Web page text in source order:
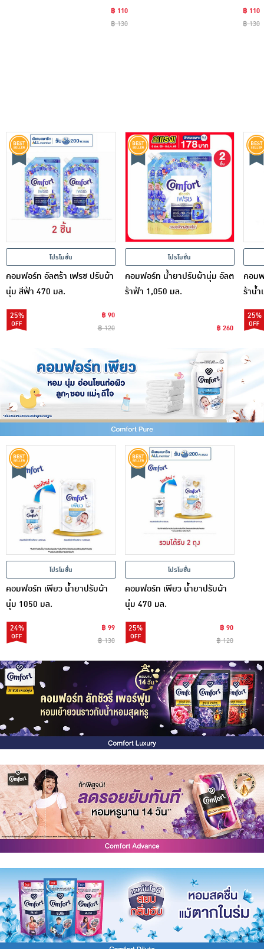
฿ 110
฿ 130
฿ 110
฿ 130
โปรโมชั่น
คอมฟอร์ท อัลตร้า เฟรช ปรับผ้า
นุ่ม สีฟ้า 470 มล.
25%
฿ 90
฿ 120
โปรโมชั่น
คอมฟอร์ท น้ำยาปรับผ้านุ่ม อัลต
ร้าฟ้า 1,050 มล.
฿ 260
คอม
ร้าน้
25%
โปรโมชั่น
คอมฟอร์ท เพียว น้ำยาปรับผ้า
นุ่ม 1050 มล.
24%
฿ 99
฿ 130
โปรโมชั่น
คอมฟอร์ท เพียว น้ำยาปรับผ้า
นุ่ม 470 มล.
25%
฿ 90
฿ 120